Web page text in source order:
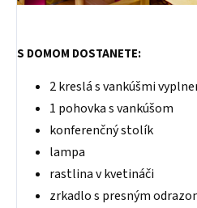
S DOMOM DOSTANETE:
2 kreslá s vankúšmi
1 pohovka s vankúšom
konferenčný stolík
lampa
rastlina v kvetináči
zrkadlo s presným